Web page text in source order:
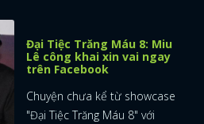
Đại Tiệc Trăng Máu 8: Miu
Lê công khai xin vai ngay
trên Facebook
Chuyện chưa kể từ showcase
"Đại Tiệc Trăng Máu 8" với